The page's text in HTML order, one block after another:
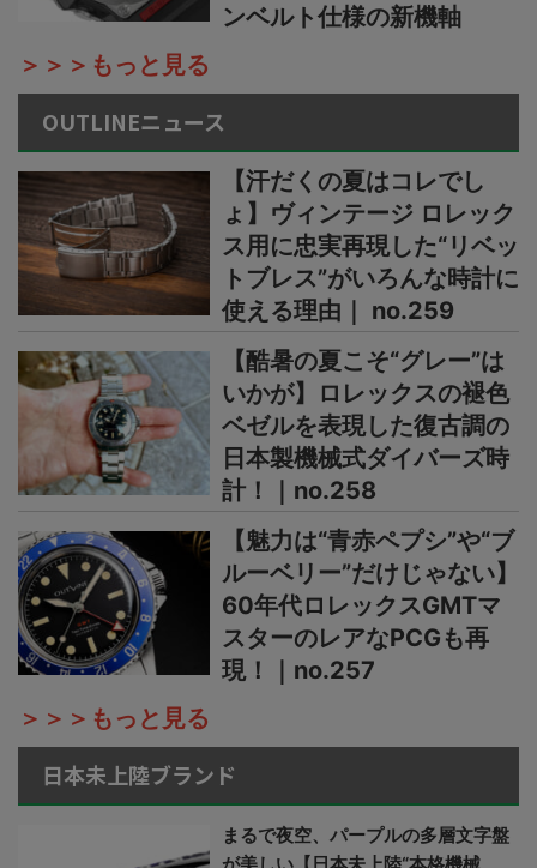
ンベルト仕様の新機軸
＞＞＞もっと見る
OUTLINEニュース
【汗だくの夏はコレでし
ょ】ヴィンテージ ロレック
ス用に忠実再現した“リベッ
トブレス”がいろんな時計に
使える理由｜ no.259
【酷暑の夏こそ“グレー”は
いかが】ロレックスの褪色
ベゼルを表現した復古調の
日本製機械式ダイバーズ時
計！｜no.258
【魅力は“青赤ペプシ”や“ブ
ルーベリー”だけじゃない】
60年代ロレックスGMTマ
スターのレアなPCGも再
現！｜no.257
＞＞＞もっと見る
日本未上陸ブランド
まるで夜空、パープルの多層文字盤